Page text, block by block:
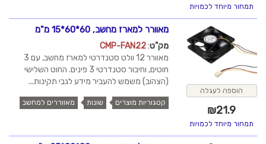
תמחור מיוחד לכמויות
הוספה לעגלה
₪21.9
תמחור מיוחד לכמויות
מאוורר למארז מחשב, 60*60*15 מ"מ
מק"ט:
CMP-FAN22
מאוורר 12 וולט סטנדרטי למארז מחשב, עם 3
חוטים, וחיבור סטנדרטי 3 פינים. החוט השלישי
(הצהוב) משמש להעביר מידע לגבי תקינות...
קטגוריות מוצרים שונות מאווררים למחשב